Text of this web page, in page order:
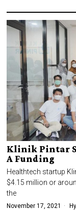
Klinik Pintar
A Funding
Healthtech startup
$4.15 million or
the
November 17, 2021